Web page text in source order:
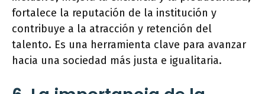
fortalece la reputación de la institución y
contribuye a la atracción y retención del
talento. Es una herramienta clave para avanzar
hacia una sociedad más justa e igualitaria.